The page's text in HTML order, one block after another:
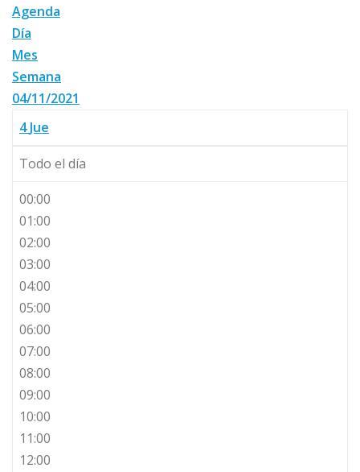
Agenda
Día
Mes
Semana
04/11/2021
4Jue
Todo el día
00:00
01:00
02:00
03:00
04:00
05:00
06:00
07:00
08:00
09:00
10:00
11:00
12:00